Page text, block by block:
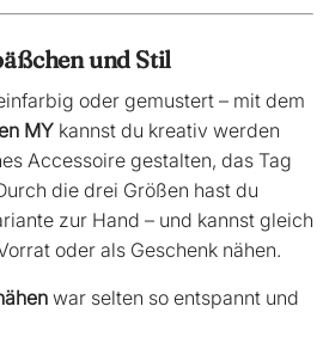
und Stil
oder gemustert – mit dem
MY kannst du kreativ werden
Accessoire gestalten, das Tag
die drei Größen hast du
zur Hand – und kannst gleich
oder als Geschenk nähen.
war selten so entspannt und